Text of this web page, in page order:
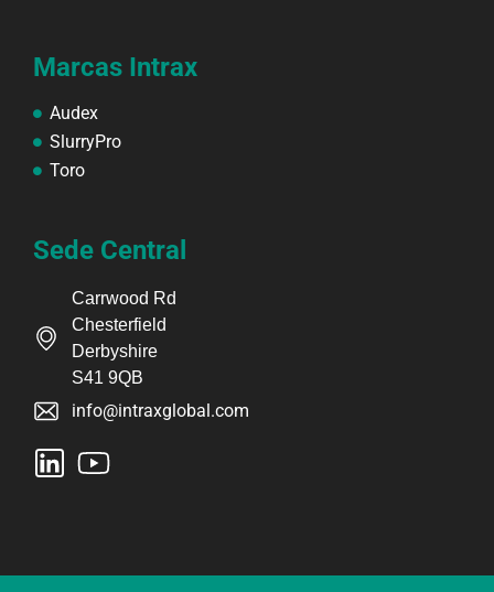
Marcas Intrax
Audex
SlurryPro
Toro
Sede Central
Carrwood Rd
Chesterfield
Derbyshire
S41 9QB
info@intraxglobal.com